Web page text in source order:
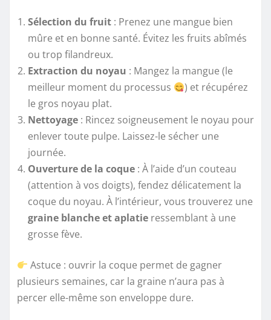
Sélection du fruit : Prenez une mangue bien
mûre et en bonne santé. Évitez les fruits abîmés
ou trop filandreux.
Extraction du noyau : Mangez la mangue (le
meilleur moment du processus
) et récupérez
le gros noyau plat.
Nettoyage : Rincez soigneusement le noyau pour
enlever toute pulpe. Laissez-le sécher une
journée.
Ouverture de la coque : À l’aide d’un couteau
(attention à vos doigts), fendez délicatement la
coque du noyau. À l’intérieur, vous trouverez une
graine blanche et aplatie ressemblant à une
grosse fève.
Astuce : ouvrir la coque permet de gagner
plusieurs semaines, car la graine n’aura pas à
percer elle-même son enveloppe dure.